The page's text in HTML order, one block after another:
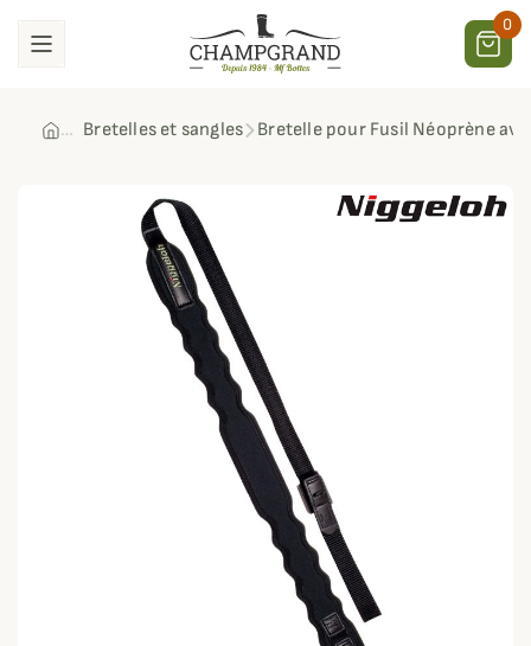
0
Bretelles et sangles Bretelle pour Fusil Néoprène